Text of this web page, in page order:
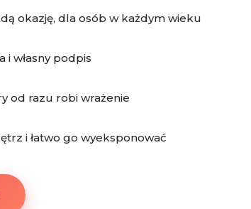
okazję, dla osób w każdym wieku
i własny podpis
od razu robi wrażenie
i łatwo go wyeksponować